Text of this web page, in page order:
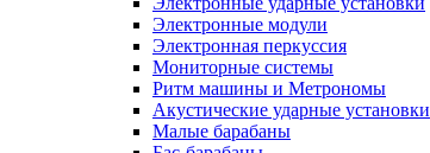
Электронные модули
Электронная перкуссия
Мониторные системы
Ритм машины и Метрономы
Акустические ударные установки
Малые барабаны